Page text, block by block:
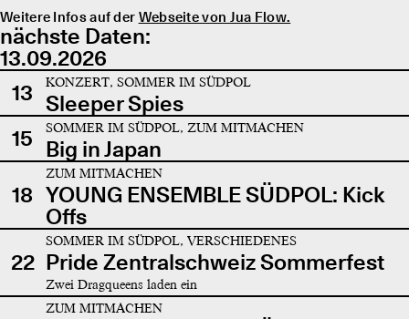
Weitere Infos auf der Webseite von Jua Flow.
nächste Daten:
13.09.2026
13
KONZERT, SOMMER IM SÜDPOL
Sleeper Spies
15
SOMMER IM SÜDPOL, ZUM MITMACHEN
Big in Japan
18
ZUM MITMACHEN
YOUNG ENSEMBLE SÜDPOL: Kick
Offs
22
SOMMER IM SÜDPOL, VERSCHIEDENES
Pride Zentralschweiz Sommerfest
Zwei Dragqueens laden ein
ZUM MITMACHEN